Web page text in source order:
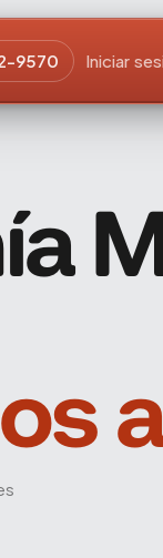
9570 Iniciar